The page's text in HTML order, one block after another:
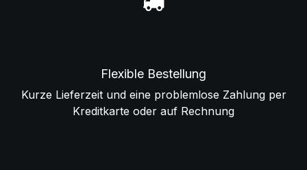
Flexible Bestellung
Kurze Lieferzeit und eine problemlose Zahlung per
Kreditkarte oder auf Rechnung